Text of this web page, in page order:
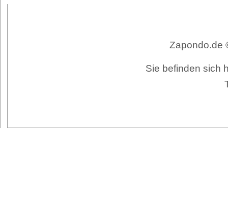
Zapondo.de
Sie befinden sich